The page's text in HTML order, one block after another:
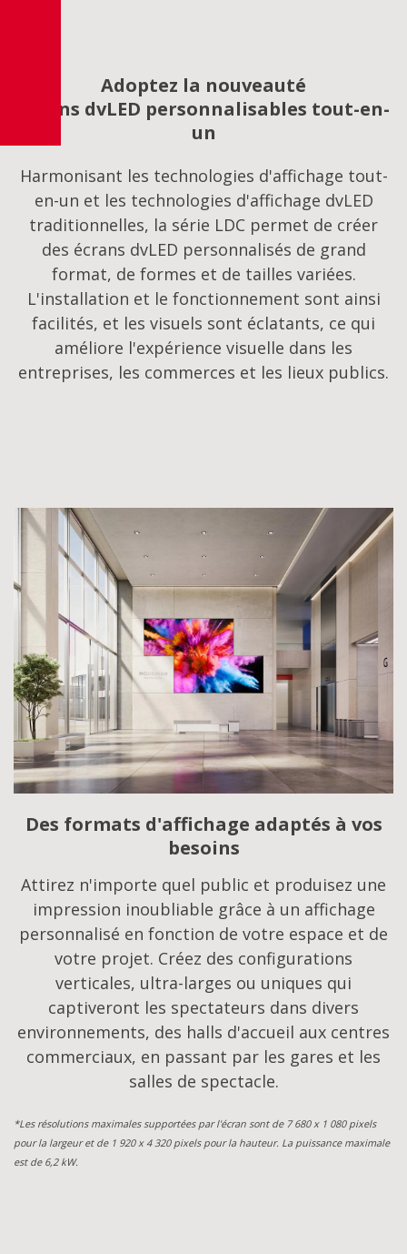
Adoptez la nouveauté
Écrans dvLED personnalisables tout-en-
un
Harmonisant les technologies d'affichage tout-
en-un et les technologies d'affichage dvLED
traditionnelles, la série LDC permet de créer
des écrans dvLED personnalisés de grand
format, de formes et de tailles variées.
L'installation et le fonctionnement sont ainsi
facilités, et les visuels sont éclatants, ce qui
améliore l'expérience visuelle dans les
entreprises, les commerces et les lieux publics.
Des formats d'affichage adaptés à vos
besoins
Attirez n'importe quel public et produisez une
impression inoubliable grâce à un affichage
personnalisé en fonction de votre espace et de
votre projet. Créez des configurations
verticales, ultra-larges ou uniques qui
captiveront les spectateurs dans divers
environnements, des halls d'accueil aux centres
commerciaux, en passant par les gares et les
salles de spectacle.
*Les résolutions maximales supportées par l'écran sont de 7 680 x 1 080 pixels
pour la largeur et de 1 920 x 4 320 pixels pour la hauteur. La puissance maximale
est de 6,2 kW.